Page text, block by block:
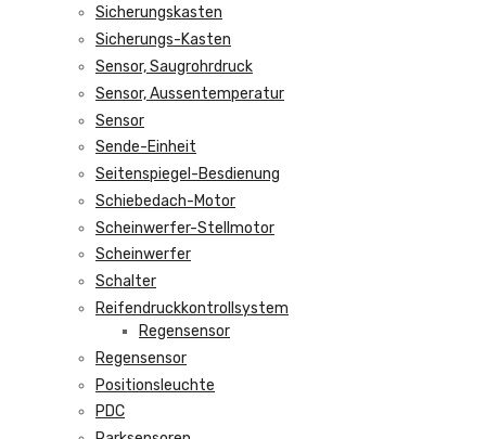
Sicherungskasten
Sicherungs-Kasten
Sensor, Saugrohrdruck
Sensor, Aussentemperatur
Sensor
Sende-Einheit
Seitenspiegel-Besdienung
Schiebedach-Motor
Scheinwerfer-Stellmotor
Scheinwerfer
Schalter
Reifendruckkontrollsystem
Regensensor
Regensensor
Positionsleuchte
PDC